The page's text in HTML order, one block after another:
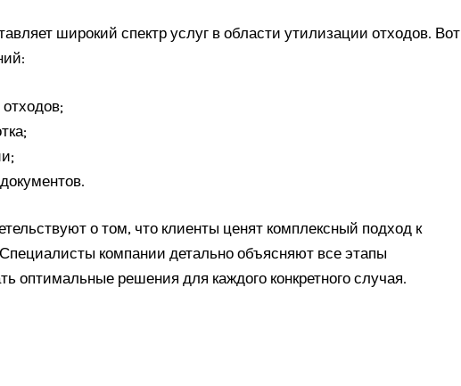
широкий спектр услуг в области утилизации отходов. Вот
о том, что клиенты ценят комплексный подход к
компании детально объясняют все этапы
оптимальные решения для каждого конкретного случая.